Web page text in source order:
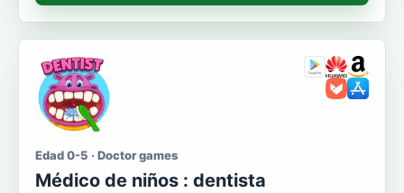
Edad 0-5 · Doctor games
Médico de niños : dentista